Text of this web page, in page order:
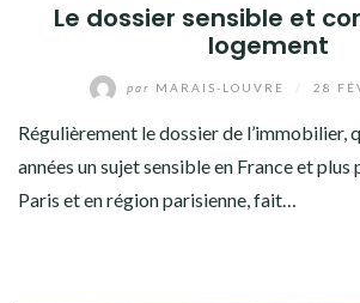
Le dossier sensible et
logement
par MARAIS-LOUVRE 28
Régulièrement le dossier de l’immobilier,
années un sujet sensible en France et
Paris et en région parisienne, fait…